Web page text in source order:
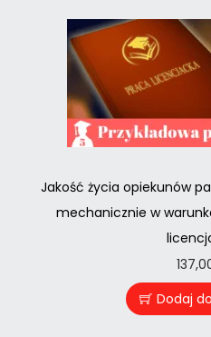
Jakość życia opiekunów
mechanicznie w
Dodaj